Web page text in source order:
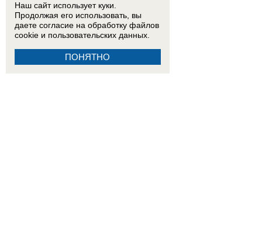
Наш сайт использует куки.
Продолжая его использовать, вы
даете согласие на обработку файлов
cookie и пользовательских данных.
ПОНЯТНО